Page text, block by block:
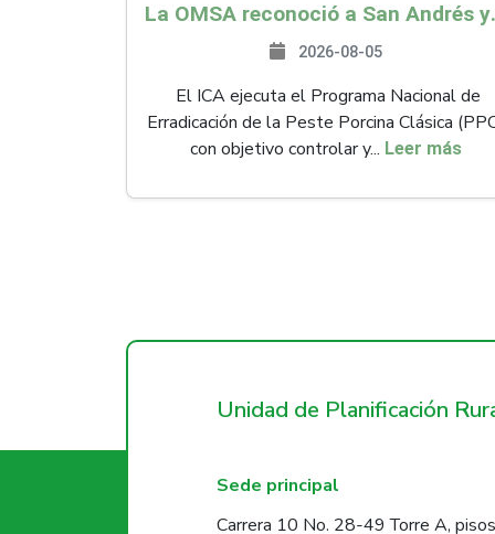
La OMSA
2026-08-05
El ICA ejecuta el Programa Nacional de
Erradicación de la Peste Porcina Clásica
con objetivo controlar y... Leer más
Unidad de Planificación
Sede principal
Carrera 10 No. 28-49 Torre A,